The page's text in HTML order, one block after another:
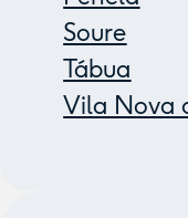
Soure
Tábua
Vila Nova